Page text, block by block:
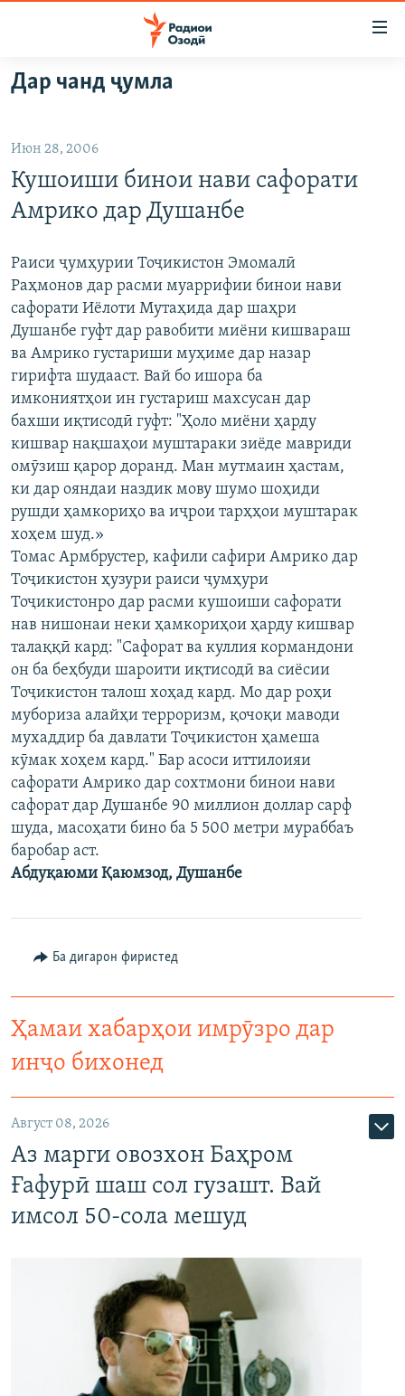
Ҷаҳиш
ба
аслӣ
ба
феҳристи
Ҷаҳиш
ба
ҷустор
ГӮШАҲО
ҚАЗИЯИ "КРОКУС"
ОСИЁИ МАРКАЗӢ
ФАРҲАНГ
МЕҲМОНИ ОЗОДӢ
ВАРЗИШ
САЛОМ, ХОҲАР
ТАҲҚИҚОТ
ҶАНГ ДАР УКРАИНА
НАЗАРИ МАРДУМ
БЛОГИСТОН
ОЗОДӢ ОНЛАЙН
ЧАНДРАСОНАӢ
ВИДЕО
НИГОРИСТОН
ГУЗОРИШҲОИ РАДИОӢ
РӮЙХАТҲО
КИТОБҲОИ ОЗОДӢ
Русский
ПАЙГИРӢ КУНЕД
Ҳамаи сомонаҳои RFE/RL
Дар чанд ҷумла
Июн 28, 2006
Кушоиши бинои нави сафорати
Амрико дар Душанбе
Раиси ҷумҳурии Тоҷикистон Эмомалӣ
Раҳмонов дар расми муаррифии бинои нави
сафорати Иёлоти Мутаҳида дар шаҳри
Душанбе гуфт дар равобити миёни кишвараш
ва Амрико густариши муҳиме дар назар
гирифта шудааст. Вай бо ишора ба
имкониятҳои ин густариш махсусан дар
бахши иқтисодӣ гуфт: "Ҳоло миёни ҳарду
кишвар нақшаҳои муштараки зиёде мавриди
омӯзиш қарор доранд. Ман мутмаин ҳастам,
ки дар ояндаи наздик мову шумо шоҳиди
рушди ҳамкориҳо ва иҷрои тарҳҳои муштарак
хоҳем шуд.»
Томас Армбрустер, кафили сафири Амрико дар
Тоҷикистон ҳузури раиси ҷумҳури
Тоҷикистонро дар расми кушоиши сафорати
нав нишонаи неки ҳамкориҳои ҳарду кишвар
талаққӣ кард: "Сафорат ва куллия кормандони
он ба беҳбуди шароити иқтисодӣ ва сиёсии
Тоҷикистон талош хоҳад кард. Мо дар роҳи
мубориза алайҳи терроризм, қочоқи маводи
мухаддир ба давлати Тоҷикистон ҳамеша
кӯмак хоҳем кард." Бар асоси иттилоияи
сафорати Амрико дар сохтмони бинои нави
сафорат дар Душанбе 90 миллион доллар сарф
шуда, масоҳати бино ба 5 500 метри мураббаъ
баробар аст.
Абдуқаюми Қаюмзод, Душанбе
Ба дигарон фиристед
Ҳамаи хабарҳои имрӯзро дар
инҷо бихонед
Август 08, 2026
Аз марги овозхон Баҳром
Ғафурӣ шаш сол гузашт. Вай
имсол 50-сола мешуд